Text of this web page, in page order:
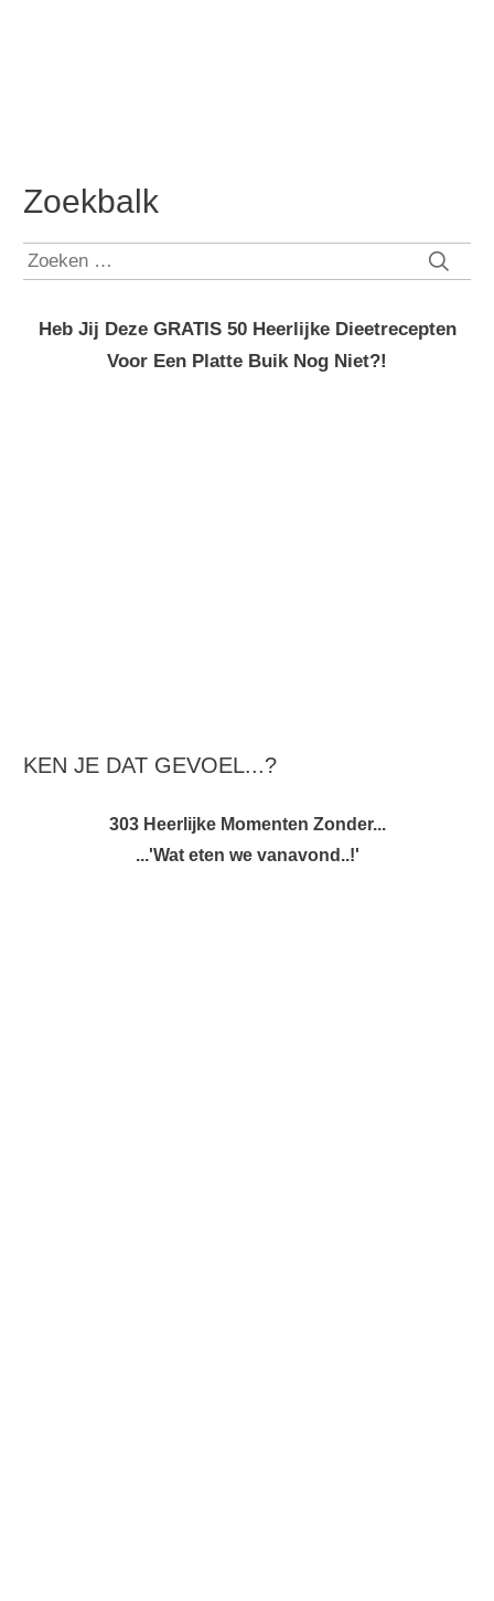
Zoekbalk
Zoeken
Heb Jij Deze GRATIS 50 Heerlijke Dieetrecepten
Voor Een Platte Buik Nog Niet?!
KEN JE DAT GEVOEL...?
303 Heerlijke Momenten Zonder...
...'Wat eten we vanavond..!'